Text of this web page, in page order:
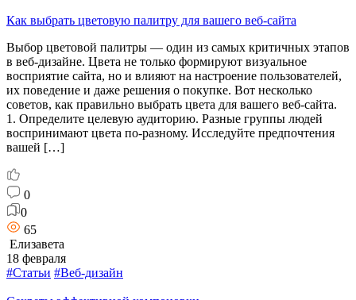
Как выбрать цветовую палитру для вашего веб-сайта
Выбор цветовой палитры — один из самых критичных этапов
в веб-дизайне. Цвета не только формируют визуальное
восприятие сайта, но и влияют на настроение пользователей,
их поведение и даже решения о покупке. Вот несколько
советов, как правильно выбрать цвета для вашего веб-сайта.
1. Определите целевую аудиторию. Разные группы людей
воспринимают цвета по-разному. Исследуйте предпочтения
вашей […]
0
0
65
Елизавета
18 февраля
#Статьи #Веб-дизайн